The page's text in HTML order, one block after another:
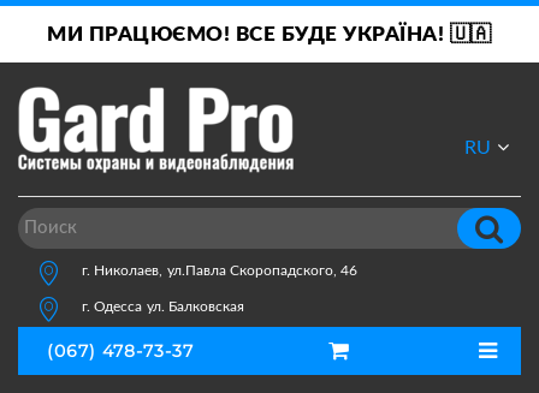
МИ ПРАЦЮЄМО! ВСЕ БУДЕ УКРАЇНА! 🇺🇦
г. Николаев, ул.Павла Скоропадского, 46
г. Одесса ул. Балковская
RU
UA
(067) 478-73-37